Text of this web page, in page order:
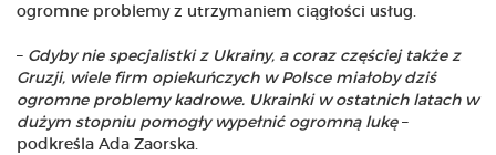
ogromne problemy z utrzymaniem ciągłości usług.
– Gdyby nie specjalistki z Ukrainy, a coraz częściej także z
Gruzji, wiele firm opiekuńczych w Polsce miałoby dziś
ogromne problemy kadrowe. Ukrainki w ostatnich latach w
dużym stopniu pomogły wypełnić ogromną lukę–
podkreśla Ada Zaorska.